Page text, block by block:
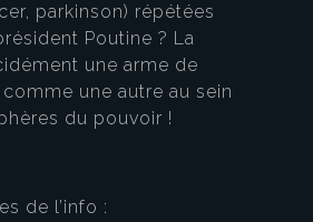
parkinson) répétées
Poutine ? La
une arme de
une autre au sein
du pouvoir !
de l’info :